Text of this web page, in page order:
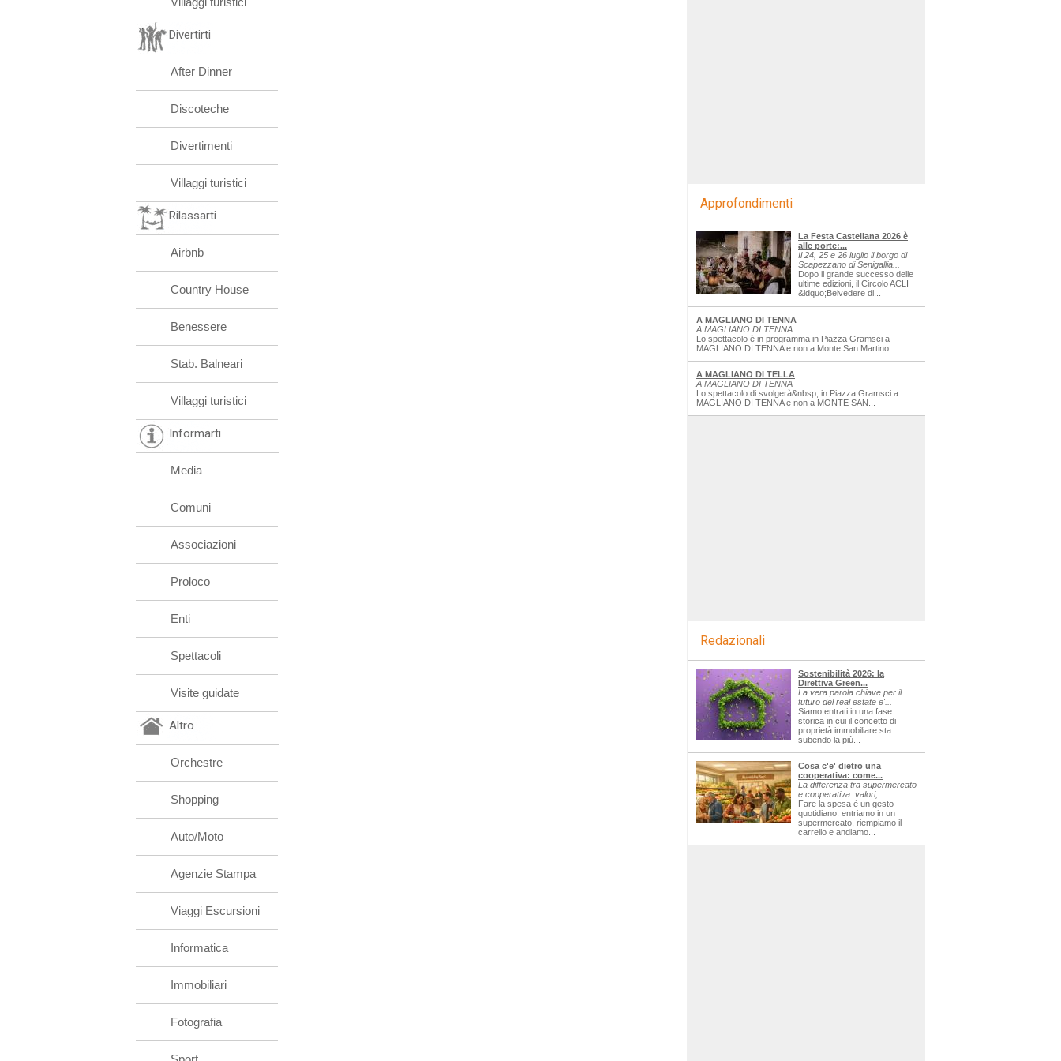
Divertirti
After Dinner
Discoteche
Divertimenti
Villaggi turistici
Rilassarti
Airbnb
Country House
Benessere
Stab. Balneari
Villaggi turistici
Informarti
Media
Comuni
Associazioni
Proloco
Enti
Spettacoli
Visite guidate
Altro
Orchestre
Shopping
Auto/Moto
Agenzie Stampa
Viaggi Escursioni
Informatica
Immobiliari
Fotografia
Approfondimenti
La Festa Castellana 2026 è
alle porte:...
Il 24, 25 e 26 luglio il borgo di
Scapezzano di Senigallia...
Dopo il grande successo delle
ultime edizioni, il Circolo ACLI
&ldquo;Belvedere di...
A MAGLIANO DI TENNA
A MAGLIANO DI TENNA
Lo spettacolo è in programma in Piazza Gramsci a
MAGLIANO DI TENNA e non a Monte San Martino...
A MAGLIANO DI TELLA
A MAGLIANO DI TENNA
Lo spettacolo di svolgerà&nbsp; in Piazza Gramsci a
MAGLIANO DI TENNA e non a MONTE SAN...
Redazionali
Sostenibilità 2026: la
Direttiva Green...
La vera parola chiave per il
futuro del real estate e'...
Siamo entrati in una fase
storica in cui il concetto di
proprietà immobiliare sta
subendo la più...
Cosa c'e' dietro una
cooperativa: come...
La differenza tra supermercato
e cooperativa: valori,...
Fare la spesa è un gesto
quotidiano: entriamo in un
supermercato, riempiamo il
carrello e andiamo...